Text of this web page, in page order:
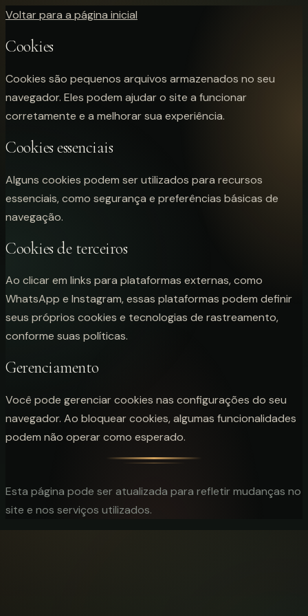
Voltar para a página inicial
Cookies
Cookies são pequenos arquivos armazenados no seu
navegador. Eles podem ajudar o site a funcionar
corretamente e a melhorar sua experiência.
Cookies essenciais
Alguns cookies podem ser utilizados para recursos
essenciais, como segurança e preferências básicas de
navegação.
Cookies de terceiros
Ao clicar em links para plataformas externas, como
WhatsApp e Instagram, essas plataformas podem definir
seus próprios cookies e tecnologias de rastreamento,
conforme suas políticas.
Gerenciamento
Você pode gerenciar cookies nas configurações do seu
navegador. Ao bloquear cookies, algumas funcionalidades
podem não operar como esperado.
Esta página pode ser atualizada para refletir mudanças no
site e nos serviços utilizados.